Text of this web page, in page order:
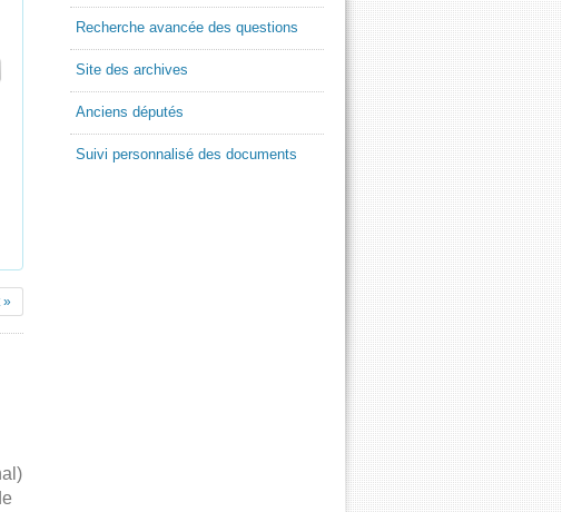
»
Recherche avancée des questions
Site des archives
Anciens députés
Suivi personnalisé des documents